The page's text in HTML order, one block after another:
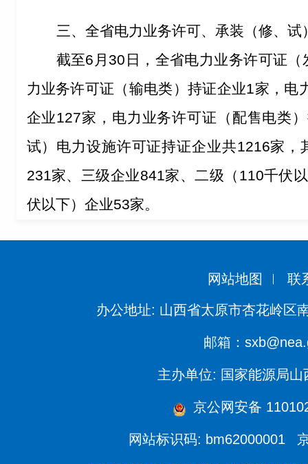
三、 全省电力业务许可、承装（修、试
截至6 月30 日 ， 全省电力业务许可证（
力业务许可证（输电类）持证企业1家，电
企业127家 ， 电力业务许可证（配售电类
试）电力设施许可证持证企业共1216家 ，
231家、三级企业841家、二级（ 110千伏
伏以下）企业53家。
网站地图 联
办公地址: 山西省太原市杏花岭区
邮箱：
主办单位: 国家能源局山
京公网安备
网站标识码: bm62000001